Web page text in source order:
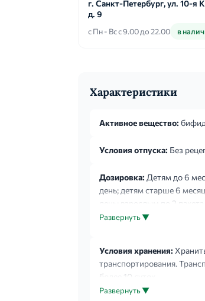
г. Санкт-Петербург, ул. 10-я
д. 9
с Пн - Вс с 9.00 до 22.00 в
Характеристики
Активное вещество:
Условия отпуска: Без
Дозировка: Детям до 6
день; детям старше 6
день; взрослым по 2
При необходимости курс
Развернуть ▼
Условия хранения:
транспортирования.
более 10 суток.
Развернуть ▼